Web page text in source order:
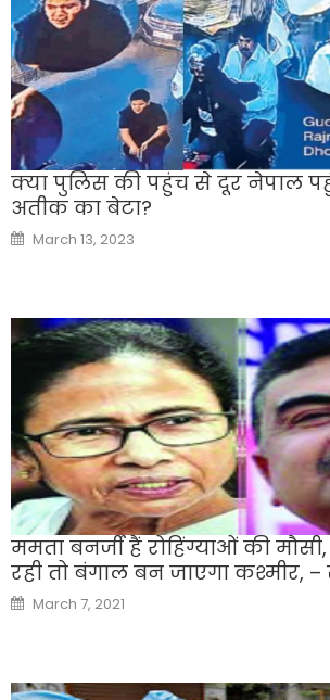
क्या पुलिस की पहुंच से दूर नेपाल
अतीक का बेटा?
Posted
on
March 13, 2023
ममता बनर्जी हैं रोहिंग्याओं की
रही तो बंगाल बन जाएगा कश्मीर,
Posted
on
March 7, 2021